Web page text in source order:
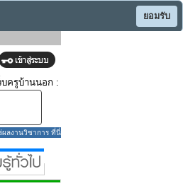
ยอมรับ
ครูบ้านนอก :
ผลงานวิชาการ ที่นี่